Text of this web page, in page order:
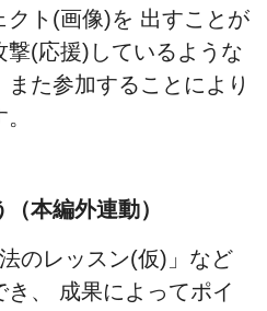
クト(画像)を 出すことが
(応援)しているような
た参加することにより
本編外連動）
のレッスン(仮)」など
、 成果によってポイ